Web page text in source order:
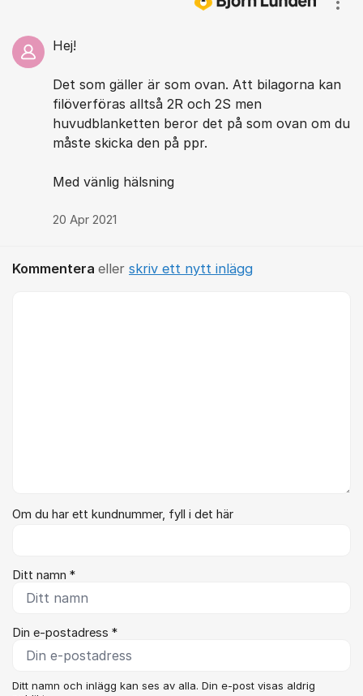
Hej!
Det som gäller är som ovan. Att bilagorna kan
filöverföras alltså 2R och 2S men
huvudblanketten beror det på som ovan om du
måste skicka den på ppr.
Med vänlig hälsning
20 Apr 2021
Kommentera eller skriv ett nytt inlägg
Om du har ett kundnummer, fyll i det här
Ditt namn *
Din e-postadress *
Ditt namn och inlägg kan ses av alla. Din e-post visas aldrig